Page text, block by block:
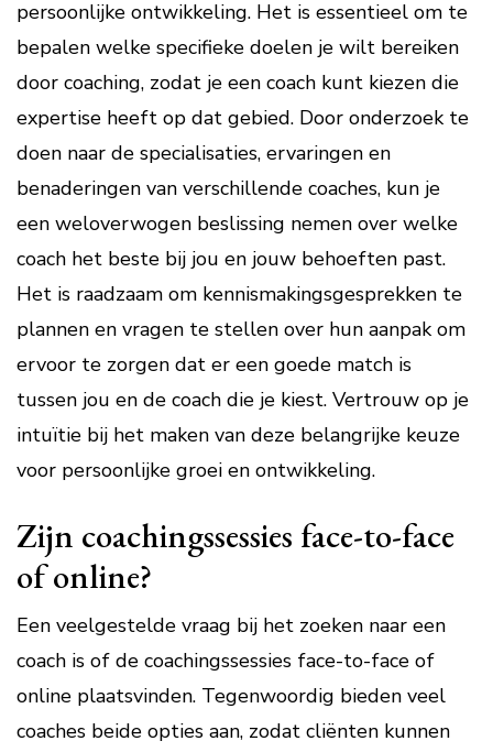
persoonlijke ontwikkeling. Het is essentieel om te
bepalen welke specifieke doelen je wilt bereiken
door coaching, zodat je een coach kunt kiezen die
expertise heeft op dat gebied. Door onderzoek te
doen naar de specialisaties, ervaringen en
benaderingen van verschillende coaches, kun je
een weloverwogen beslissing nemen over welke
coach het beste bij jou en jouw behoeften past.
Het is raadzaam om kennismakingsgesprekken te
plannen en vragen te stellen over hun aanpak om
ervoor te zorgen dat er een goede match is
tussen jou en de coach die je kiest. Vertrouw op je
intuïtie bij het maken van deze belangrijke keuze
voor persoonlijke groei en ontwikkeling.
Zijn coachingssessies face-to-face
of online?
Een veelgestelde vraag bij het zoeken naar een
coach is of de coachingssessies face-to-face of
online plaatsvinden. Tegenwoordig bieden veel
coaches beide opties aan, zodat cliënten kunnen